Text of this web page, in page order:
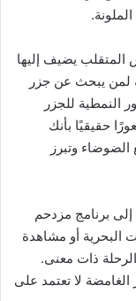
المتقلب يضيف إليها
لمن يبحث عن جزر
النمطية للجزر
حقيقيًا بأنك
وتبرز
إلى برنامج مزدحم
البحرية أو مشاهدة
ذات معنى.
لا تعتمد على